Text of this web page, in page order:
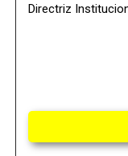
Directriz